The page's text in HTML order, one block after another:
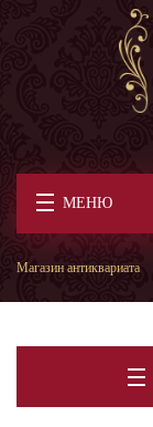
МЕНЮ
Магазин антиквариата